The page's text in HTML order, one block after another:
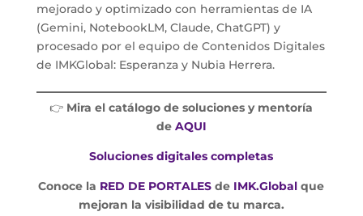
mejorado y optimizado con herramientas de IA
(Gemini, NotebookLM, Claude, ChatGPT) y
procesado por el equipo de Contenidos Digitales
de IMKGlobal: Esperanza y Nubia Herrera.
👉 Mira el catálogo de soluciones y mentoría
de AQUI
Soluciones digitales completas
Conoce la RED DE PORTALES de IMK.Global que
mejoran la visibilidad de tu marca.